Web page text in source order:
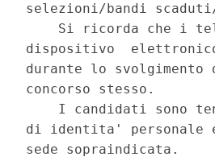
selezioni/bandi
Si ricorda che i
dispositivo
durante lo
concorso stesso.
I candidati sono
di identita' personale
sede sopraindicata.